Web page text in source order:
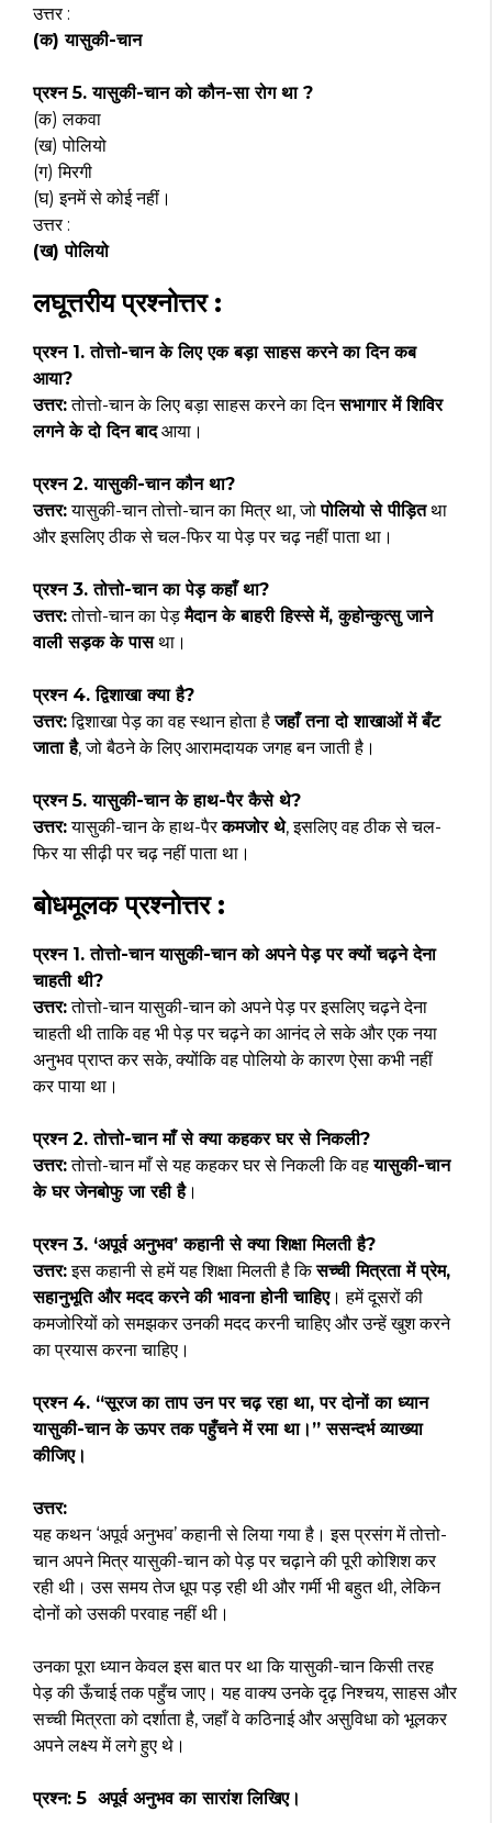
उत्तर :
(क) यासुकी-चान
प्रश्न 5. यासुकी-चान को कौन-सा रोग था ?
(क) लकवा
(ख) पोलियो
(ग) मिरगी
(घ) इनमें से कोई नहीं।
उत्तर :
(ख) पोलियो
लघूत्तरीय प्रश्नोत्तर :
प्रश्न 1. तोत्तो-चान के लिए एक बड़ा साहस करने का दिन कब
आया?
उत्तर:तोत्तो-चान के लिए बड़ा साहस करने का दिनसभागार में शिविर
लगने के दो दिन बादआया।
प्रश्न 2. यासुकी-चान कौन था?
उत्तर:यासुकी-चान तोत्तो-चान का मित्र था, जोपोलियो से पीड़ितथा
और इसलिए ठीक से चल-फिर या पेड़ पर चढ़ नहीं पाता था।
प्रश्न 3. तोत्तो-चान का पेड़ कहाँ था?
उत्तर:तोत्तो-चान का पेड़मैदान के बाहरी हिस्से में, कुहोन्कुत्सु जाने
वाली सड़क के पासथा।
प्रश्न 4. द्विशाखा क्या है?
उत्तर:द्विशाखा पेड़ का वह स्थान होता हैजहाँ तना दो शाखाओं में बँट
जाता है, जो बैठने के लिए आरामदायक जगह बन जाती है।
प्रश्न 5. यासुकी-चान के हाथ-पैर कैसे थे?
उत्तर:यासुकी-चान के हाथ-पैरकमजोर थे, इसलिए वह ठीक से चल-
फिर या सीढ़ी पर चढ़ नहीं पाता था।
बोधमूलक प्रश्नोत्तर :
प्रश्न 1. तोत्तो-चान यासुकी-चान को अपने पेड़ पर क्यों चढ़ने देना
चाहती थी?
उत्तर:तोत्तो-चान यासुकी-चान को अपने पेड़ पर इसलिए चढ़ने देना
चाहती थी ताकि वह भी पेड़ पर चढ़ने का आनंद ले सके और एक नया
अनुभव प्राप्त कर सके, क्योंकि वह पोलियो के कारण ऐसा कभी नहीं
कर पाया था।
प्रश्न 2. तोत्तो-चान माँ से क्या कहकर घर से निकली?
उत्तर:तोत्तो-चान माँ से यह कहकर घर से निकली कि वहयासुकी-चान
के घर जेनबोफु जा रही है।
प्रश्न 3. ‘अपूर्व अनुभव’ कहानी से क्या शिक्षा मिलती है?
उत्तर:इस कहानी से हमें यह शिक्षा मिलती है किसच्ची मित्रता में प्रेम,
सहानुभूति और मदद करने की भावना होनी चाहिए। हमें दूसरों की
कमजोरियों को समझकर उनकी मदद करनी चाहिए और उन्हें खुश करने
का प्रयास करना चाहिए।
प्रश्न 4. “सूरज का ताप उन पर चढ़ रहा था, पर दोनों का ध्यान
यासुकी-चान के ऊपर तक पहुँचने में रमा था।” ससन्दर्भ व्याख्या
कीजिए।
उत्तर:
यह कथन ‘अपूर्व अनुभव’ कहानी से लिया गया है। इस प्रसंग में तोत्तो-
चान अपने मित्र यासुकी-चान को पेड़ पर चढ़ाने की पूरी कोशिश कर
रही थी। उस समय तेज धूप पड़ रही थी और गर्मी भी बहुत थी, लेकिन
दोनों को उसकी परवाह नहीं थी।
उनका पूरा ध्यान केवल इस बात पर था कि यासुकी-चान किसी तरह
पेड़ की ऊँचाई तक पहुँच जाए। यह वाक्य उनके दृढ़ निश्चय, साहस और
सच्ची मित्रता को दर्शाता है, जहाँ वे कठिनाई और असुविधा को भूलकर
अपने लक्ष्य में लगे हुए थे।
प्रश्न: 5 अपूर्व अनुभव का सारांश लिखिए।